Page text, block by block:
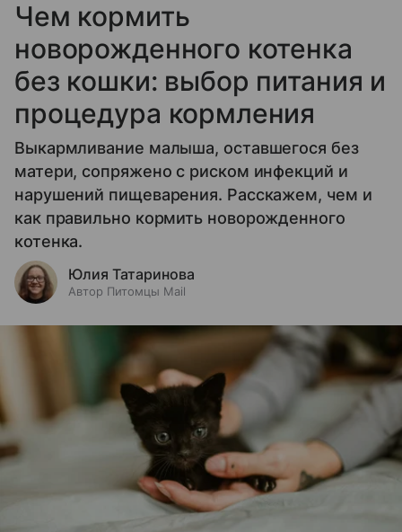
Чем кормить
новорожденного котенка
без кошки: выбор питания и
процедура кормления
Выкармливание малыша, оставшегося без
матери, сопряжено с риском инфекций и
нарушений пищеварения. Расскажем, чем и
как правильно кормить новорожденного
котенка.
Юлия Татаринова
Автор Питомцы Mail